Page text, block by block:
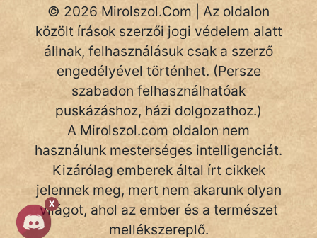
X
szegény legény
Hoffer Botond
szemfüles
© 2026 Mirolszol.Com | Az oldalon
közölt írások szerzői jogi védelem alatt
állnak, felhasználásuk csak a szerző
engedélyével történhet. (Persze
szabadon felhasználhatóak
puskázáshoz, házi dolgozathoz.)
A Mirolszol.com oldalon nem
használunk mesterséges intelligenciát.
Kizárólag emberek által írt cikkek
jelennek meg, mert nem akarunk olyan
világot, ahol az ember és a természet
mellékszereplő.